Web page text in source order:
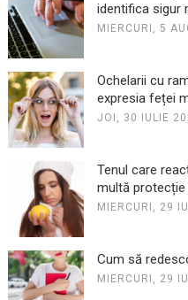
identifica sigur
MIERCURI, 5
Ochelarii cu
expresia feței
JOI, 30 IULIE
Tenul care
multă protecție
MIERCURI, 29
Cum să
MIERCURI, 29